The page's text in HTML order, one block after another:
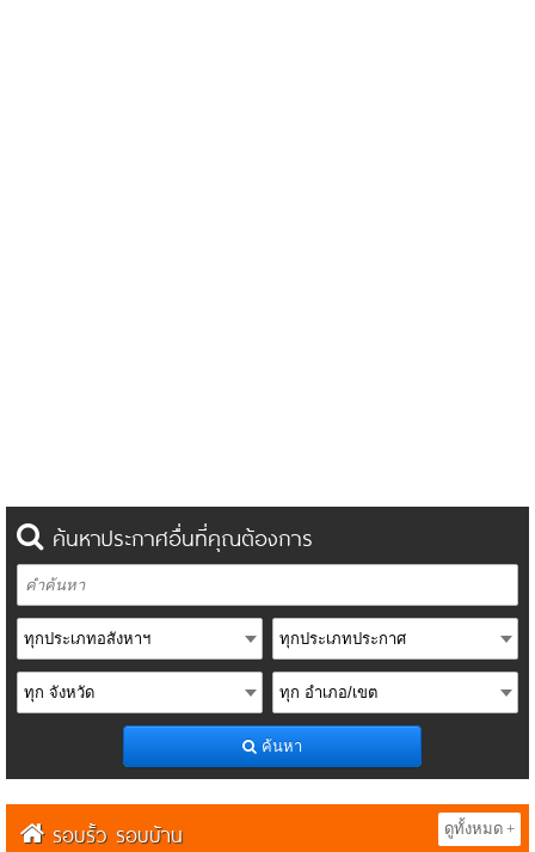
ค้นหาประกาศอื่นที่คุณต้องการ
ค้นหา
รอบรั้ว รอบบ้าน ดูทั้งหมด +